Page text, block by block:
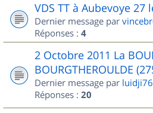
VDS TT à Aubevoye 27
Dernier message par
Réponses : 4
2 Octobre 2011 La
BOURGTHEROULDE
Dernier message par luidji76
Réponses : 20